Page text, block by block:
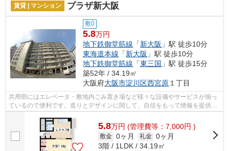
賃貸 | マンション プラザ新大阪
敷0
5.8万円
地下鉄御堂筋線 「新大阪 」駅 徒歩10分
東海道本線 「新大阪 」駅 徒歩10分
地下鉄御堂筋線 「東三国 」駅 徒歩15分
築52年 / 34.19㎡
大阪府大阪市淀川区西宮原 １丁目
共用部にはエレベータ・敷地内ごみ置き場など様々な設備やサービスが揃っ
ているので便利です。造りとデザインに関して、自信をもって情報を提供で
きるマンションです。通風良好なマン...
5.8万円 (管理費等：7,000円 )
敷金 0ヶ月 礼金 0ヶ月
3階 / 1LDK / 34.19㎡